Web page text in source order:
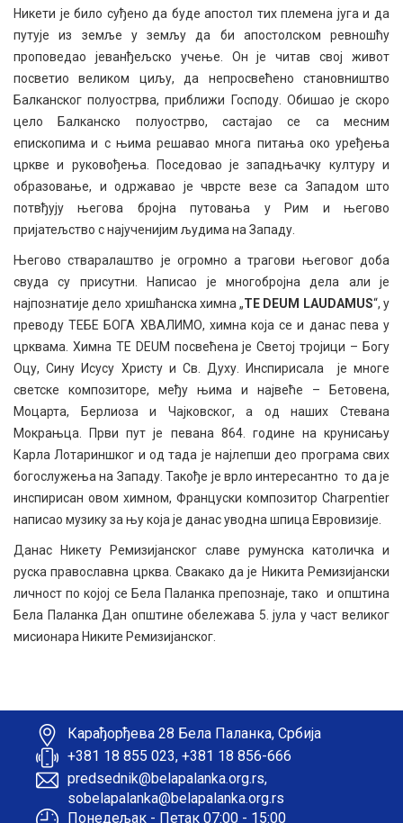
Никети је било суђено да буде апостол тих племена југа и да
путује из земље у земљу да би апостолском ревношћу
проповедао јеванђељско учење. Он је читав свој живот
посветио великом циљу, да непросвећено становништво
Балканског полуострва, приближи Господу. Обишао је скоро
цело Балканско полуострво, састајао се са месним
епископима и с њима решавао многа питања око уређења
цркве и руковођења. Поседовао је западњачку културу и
образовање, и одржавао је чврсте везе са Западом што
потвђују његова бројна путовања у Рим и његово
пријатељство с најученијим људима на Западу.
Његово стваралаштво је огромно а трагови његовог доба
свуда су присутни. Написао је многобројна дела али је
најпознатије дело хришћанска химна „TE DEUM LAUDAMUS“, у
преводу ТЕБЕ БОГА ХВАЛИМО, химна која се и данас пева у
црквама. Химна TE DEUМ посвећена је Светој тројици – Богу
Оцу, Сину Исусу Христу и Св. Духу. Инспирисала је многе
светске композиторе, међу њима и највеће – Бетовена,
Моцарта, Берлиоза и Чајковског, а од наших Стевана
Мокрањца. Први пут је певана 864. године на крунисању
Карла Лотариншког и од тада је најлепши део програма свих
богослужења на Западу. Такође је врло интересантно то да је
инспирисан овом химном, Француски композитор Charpentier
написао музику за њу која је данас уводна шпица Евровизије.
Данас Никету Ремизијанског славе румунска католичка и
руска православна црква. Свакако да је Никита Ремизијански
личност по којој се Бела Паланка препознаје, тако и општина
Бела Паланка Дан општине обележава 5. јула у част великог
мисионара Никите Ремизијанског.
Карађорђева 28 Бела Паланка, Србија
+381 18 855 023, +381 18 856-666
predsednik@belapalanka.org.rs,
sobelapalanka@belapalanka.org.rs
Понедељак - Петак 07:00 - 15:00